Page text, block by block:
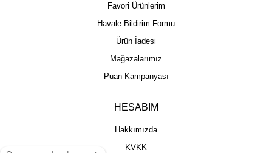
Favori Ürünlerim
Havale Bildirim Formu
Ürün İadesi
Mağazalarımız
Puan Kampanyası
HESABIM
Hakkımızda
KVKK